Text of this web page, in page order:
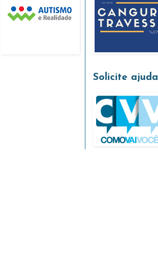
Solicite ajuda